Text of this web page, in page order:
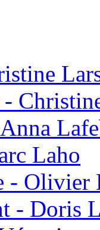
-
Laho
- Olivier
- Doris